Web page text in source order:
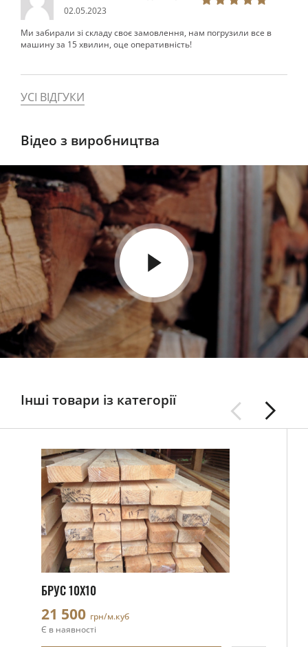
02.05.2023
Ми забирали зі складу своє замовлення, нам погрузили все в
машину за 15 хвилин, оце оперативність!
УСІ ВІДГУКИ
Відео з виробництва
Інші товари із категорії
БРУС 10Х10
21 500 грн/м.куб
Є в наявності